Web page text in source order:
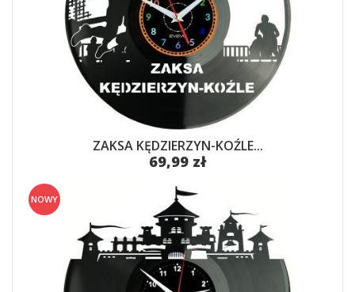
ZAKSA KĘDZIERZYN-KOŹLE...
69,99 zł
NOWY